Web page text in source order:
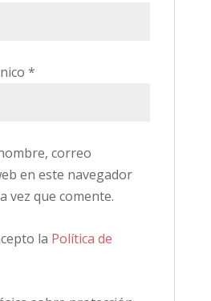
*
correo
en este navegador
vez que comente.
la Política de